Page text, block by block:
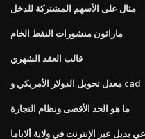
مثال على الأسهم المشتركة للدخل
ماراثون منشورات النفط الخام
قالب العقد الشهري
معدل تحويل الدولار الأمريكي و cad
ما هو الحد الأقصى ونظام التجارة
عبر الإنترنت في ولاية ألاباما